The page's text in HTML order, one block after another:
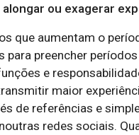
alongar ou exagerar
que aumentam o
para preencher
e
maior
de referências e
redes sociais.